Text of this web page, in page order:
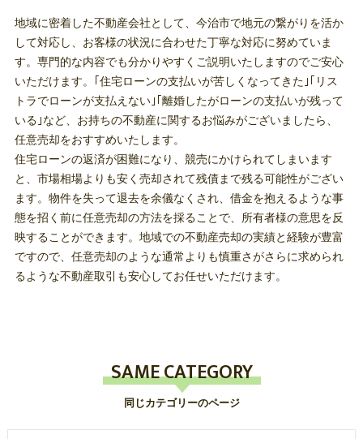
地域に密着した不動産会社として、今治市で地元の繋がりを活か
して対応し、お客様の状況に合わせた丁寧な対応に努めていま
す。専門的な内容でも分かりやすくご説明いたしますのでご安心
いただけます。｢住宅ローンの支払いが苦しくなってきた｣｢リス
トラでローンが支払えない｣｢離婚したがローンの支払いが残って
いる｣など、お持ちの不動産に関するお悩みがございましたら、
任意売却をおすすめいたします。
住宅ローンの返済が困難になり、競売にかけられてしまいます
と、市場相場よりも安く売却されて残債まで残る可能性がござい
ます。物件を失って退去を余儀なくされ、借金を抱えるような事
態を招く前に任意売却の方法を採ることで、所有者様の意思を反
映することができます。地域での不動産売却の実績と経験が豊富
ですので、任意売却のような通常よりも慎重さがさらに求められ
るような不動産取引も安心してお任せいただけます。
同じカテゴリーのページ
SAME CATEGORY